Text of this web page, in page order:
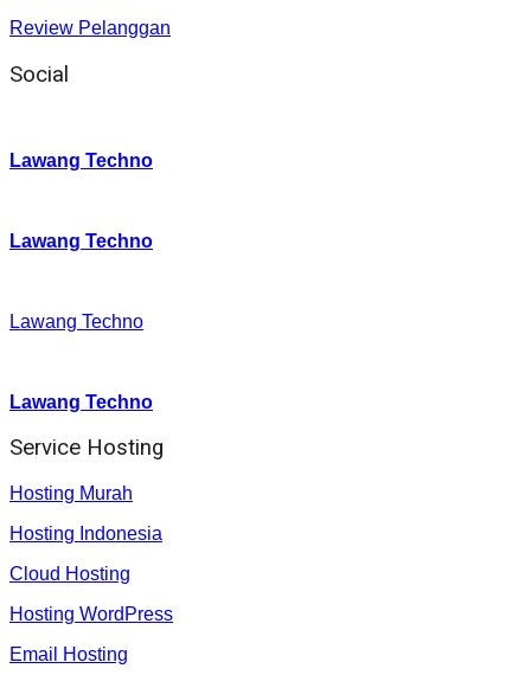
Review Pelanggan
Social
Lawang Techno
Lawang Techno
Lawang Techno
Lawang Techno
Service Hosting
Hosting Murah
Hosting Indonesia
Cloud Hosting
Hosting WordPress
Email Hosting